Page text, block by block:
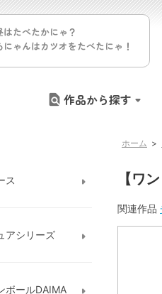
はたべたかにゃ？
にゃんはカツオをたべたにゃ！
作品から探す
ホーム >
【ワ
関連作品
ス
アシリーズ
ボールDAIMA